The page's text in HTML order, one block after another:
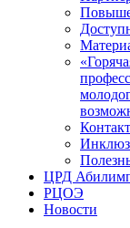
ЦРД
РЦОЭ
Новости